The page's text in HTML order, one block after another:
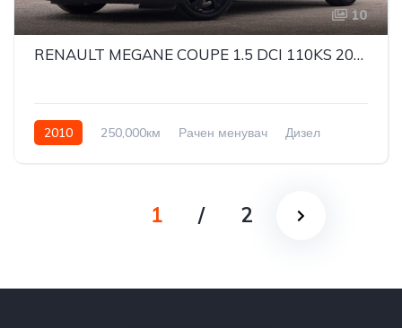
10
RENAULT MEGANE COUPE 1.5 DCI 110KS 2010G
2010 250,000км Рачен менувач
Дизел
1 / 2